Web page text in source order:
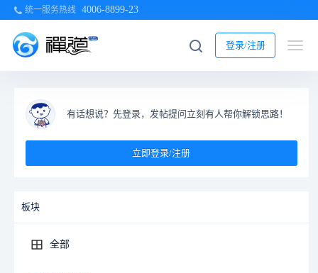
统一服务热线 4006-8899-23
登录/注册
有话想说？先登录，发帖提问立刻有人帮你解锁思路！
立即登录/注册
板块
全部